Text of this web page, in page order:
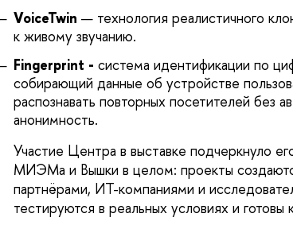
VoiceTwin — технология реалистичного
к живому звучанию.
Fingerprint - cистема идентификации по
собирающий данные об устройстве
распознавать повторных посетителей без
анонимность.
Участие Центра в выставке подчеркнуло
МИЭМа и Вышки в целом: проекты
партнёрами, ИТ-компаниями и
тестируются в реальных условиях и